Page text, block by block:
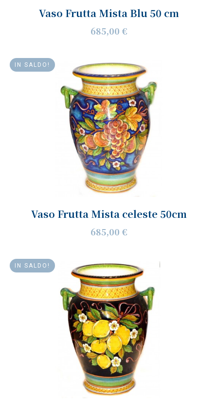
Vaso Frutta Mista Blu 50 cm
685,00 €
IN SALDO!
Vaso Frutta Mista celeste 50cm
685,00 €
IN SALDO!